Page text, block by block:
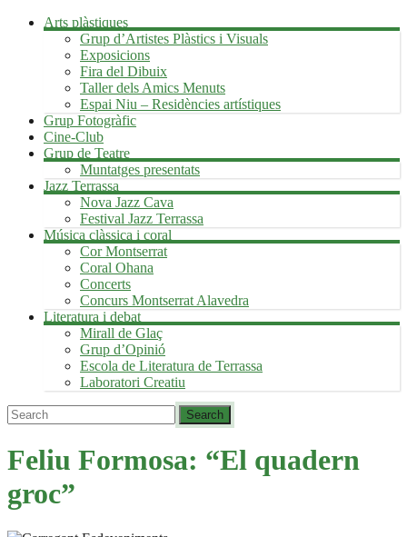
Arts plàstiques
Grup d’Artistes Plàstics i Visuals
Exposicions
Fira del Dibuix
Taller dels Amics Menuts
Espai Niu – Residències artístiques
Grup Fotogràfic
Cine-Club
Grup de Teatre
Muntatges presentats
Jazz Terrassa
Nova Jazz Cava
Festival Jazz Terrassa
Música clàssica i coral
Cor Montserrat
Coral Ohana
Concerts
Concurs Montserrat Alavedra
Literatura i debat
Mirall de Glaç
Grup d’Opinió
Escola de Literatura de Terrassa
Laboratori Creatiu
Feliu Formosa: “El quadern
groc”